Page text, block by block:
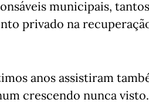
municipais,
privado na
anos assistiram
crescendo nunca